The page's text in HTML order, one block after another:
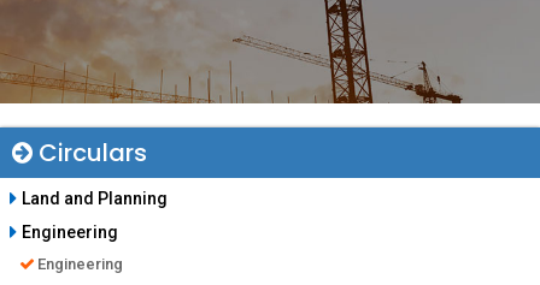
Circulars
Land and Planning
Engineering
Engineering